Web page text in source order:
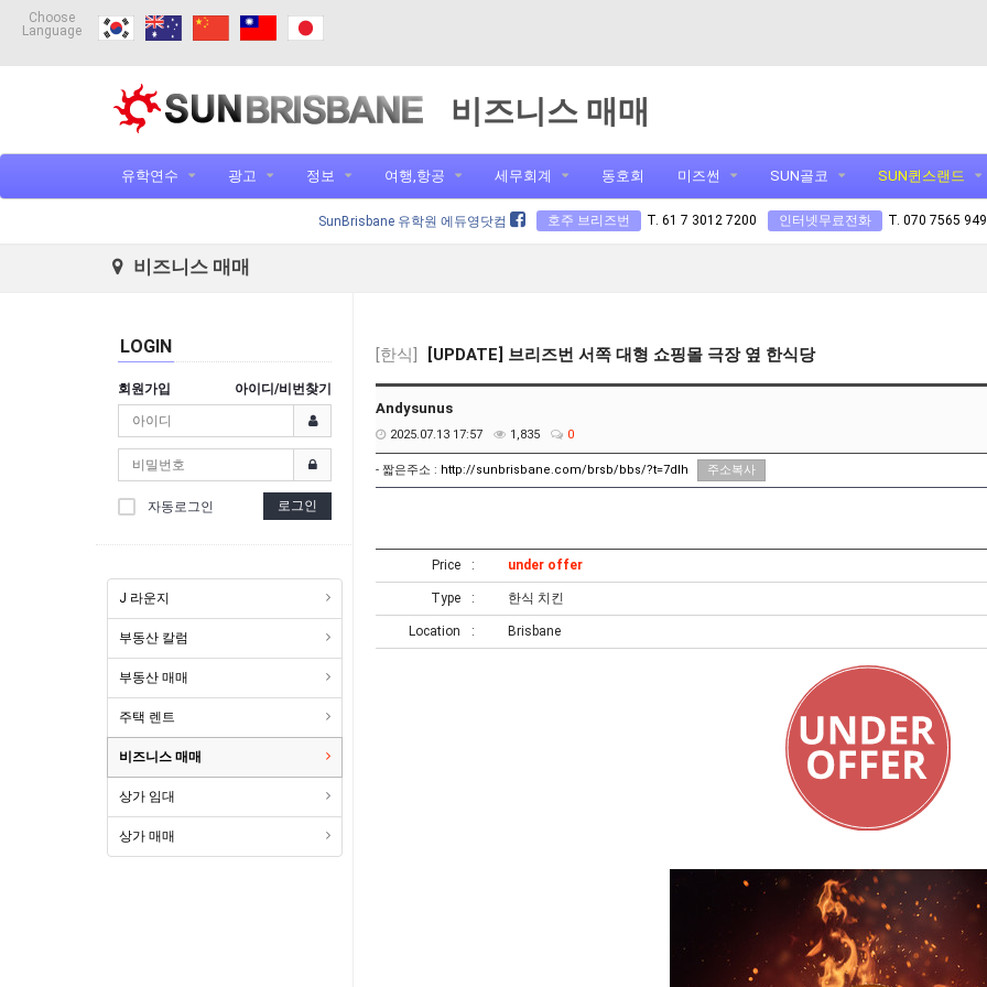
Choose
Language
비즈니스 매매
유학연수 광고 정보 여행,항공 세무회계 동호회 미즈썬 SUN골코 SUN퀸스랜드
SunBrisbane 유학원 에듀영닷컴 호주 브리즈번 T. 61 7 3012 7200 인터넷무료전화 T. 070 7565
비즈니스 매매
LOGIN
회원가입 아이디/비번찾기
자동로그인 로그인
J 라운지
부동산 칼럼
부동산 매매
주택 렌트
비즈니스 매매
상가 임대
상가 매매
[한식] [UPDATE] 브리즈번 서쪽 대형 쇼핑몰 극장 옆 한식당
Andysunus
2025.07.13 17:57 1,835 0
- 짧은주소 : http://sunbrisbane.com/brsb/bbs/?t=7dIh 주소복사
Price under offer
Type 한식 치킨
Location Brisbane